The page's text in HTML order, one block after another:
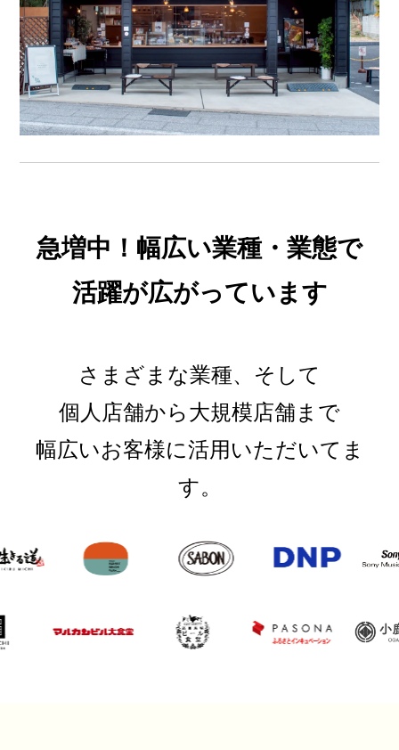
急増中！幅広い業種・業態で
活躍が広がっています
さまざまな業種、そして
個人店舗から大規模店舗まで
幅広いお客様に活用いただいてま
す。